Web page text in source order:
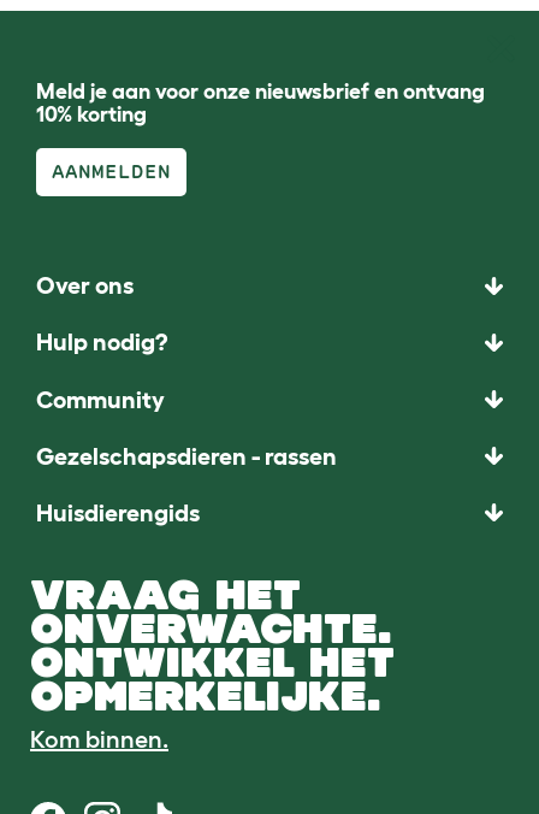
Meld je aan voor onze nieuwsbrief en ontvang
10% korting
AANMELDEN
Over ons
Hulp nodig?
Community
Gezelschapsdieren - rassen
Huisdierengids
VRAAG HET
ONVERWACHTE.
ONTWIKKEL HET
OPMERKELIJKE.
Kom binnen.